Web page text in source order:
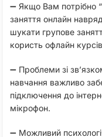
➖ Якщо Вам потрібно
заняття онлайн
шукати групове
користь офлайн
➖ Проблеми зі
навчання важливо
підключення до
мікрофон.
➖ Можливий